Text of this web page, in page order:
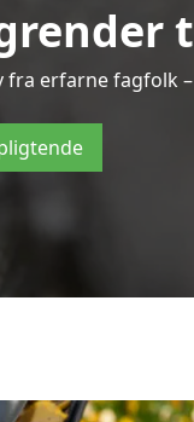
fra erfarne